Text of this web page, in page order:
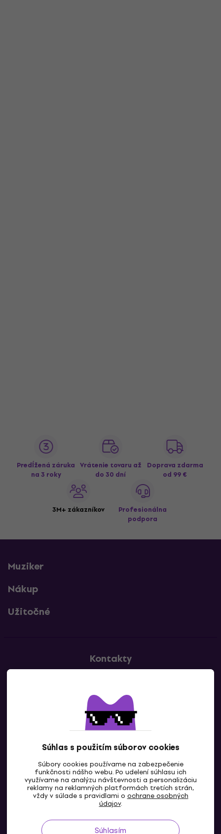
Súhlas s použitím súborov cookies
Súbory cookies používame na zabezpečenie
funkčnosti nášho webu. Po udelení súhlasu ich
využívame na analýzu návštevnosti a personalizáciu
reklamy na reklamných platformách tretích strán,
vždy v súlade s pravidlami o ochrane osobných
údajov.
Súhlasím
Predĺžená záruka
na 3 roky
Vrátenie tovaru až
do 30 dní
Doprava zdarma
od 99 €
3M+ zákazníkov
Profesionálna
podpora
Muziker
Nákup
Užitočné
Kontakty
SK